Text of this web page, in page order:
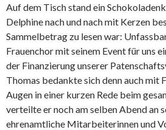
Auf dem Tisch stand ein
Delphine nach und nach mit Kerzen
Sammelbetrag zu lesen war:
Frauenchor mit seinem Event für uns
der Finanzierung unserer
Thomas bedankte sich denn auch mit
Augen in einer kurzen Rede beim
verteilte er noch am selben Abend an
ehrenamtliche Mitarbeiterinnen und